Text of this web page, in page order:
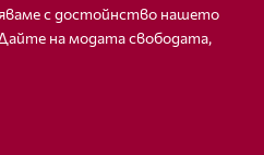
с достойнство нашето
на модата свободата,